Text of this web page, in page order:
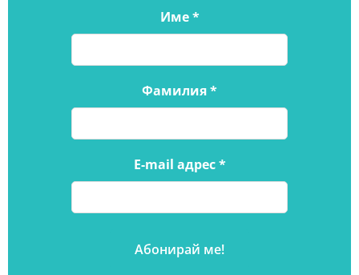
Име*
Фамилия*
E-mail адрес*